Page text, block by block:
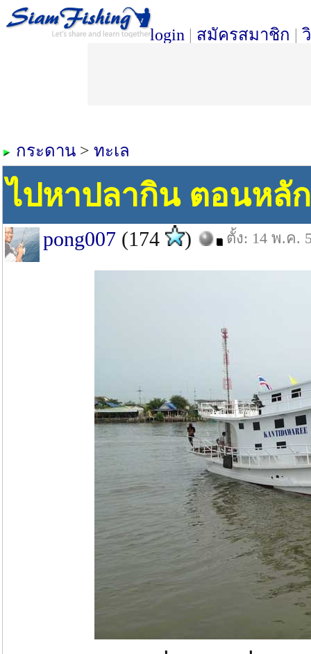
login | สมัครสมาชิก |
กระดาน > ทะเล
ไปหาปลากิน ตอนหลั
pong007 (174 ) ตั้ง: 14 พ.ค.